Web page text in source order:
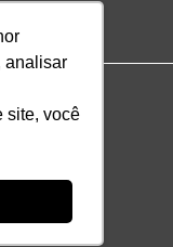
analisar
site, você
por